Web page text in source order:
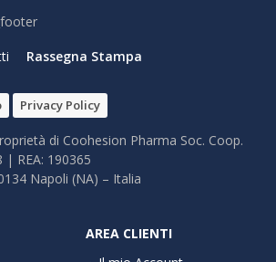
Rassegna Stampa
Privacy Policy
di Coohesion Pharma Soc. Coop.
| REA: 190365
Napoli (NA) – It​alia
AREA CLIENTI